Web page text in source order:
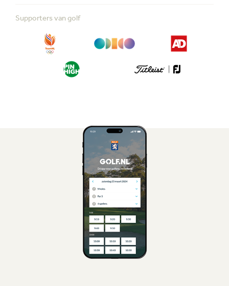
Supporters van golf